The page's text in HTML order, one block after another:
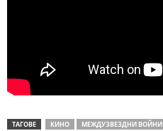
ТАГОВЕ КИНО МЕЖДУЗВЕЗДНИ ВОЙНИ